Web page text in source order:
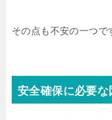
その点も不安の一つで
安全確保に必要な